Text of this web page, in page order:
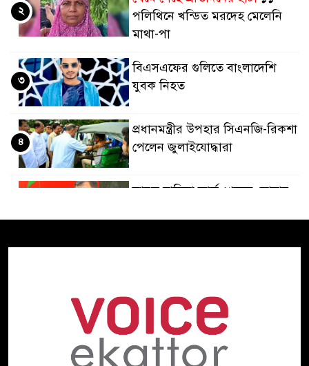
পলিথিনে খন্ডিত মরদেহ মেলেনি
মাথা-পা
২
বিএসএফের গুলিতে বাংলাদেশি
যুবক নিহত
৩
প্রধানমন্ত্রীর উপহার সিএনজি-রিকশা
পেলেন জুলাইযোদ্ধারা
৪
ভারত হাসিনা কার্ড খেলবে, আবার
ড্যাবের প্রতিষ্ঠাবার্ষিকীতে যোগ
রবীন্দ্রনাথের মৃত্যুবার্ষিকীতে
ভারতীয় হাইকমিশনের ‘ইতি
রবিস্মরণে’